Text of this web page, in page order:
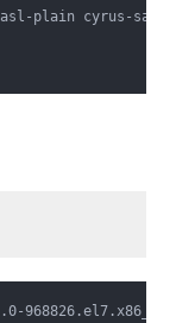
plain cyrus-sasl-